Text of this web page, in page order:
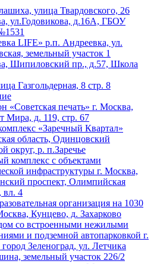
улица Твардовского, 26
ул.Годовикова, д.16А, ГБОУ
LIFE» р.п. Андреевка, ул.
земельный участок 1
Шипиловский пр., д.57, Школа
Газгольдерная, 8 стр. 8
«Советская печать» г. Москва,
Мира, д. 119, стр. 67
«Заречный Квартал»
область, Одинцовский
округ, р. п.Заречье
комплекс с объектами
инфраструктуры г. Москва,
проспект, Олимпийская
вл. 4
организация на 1030
Кунцево, д. Захарково
со встроенными нежилыми
и подземной автопарковкой г.
Зеленоград, ул. Летчика
земельный участок 226/2